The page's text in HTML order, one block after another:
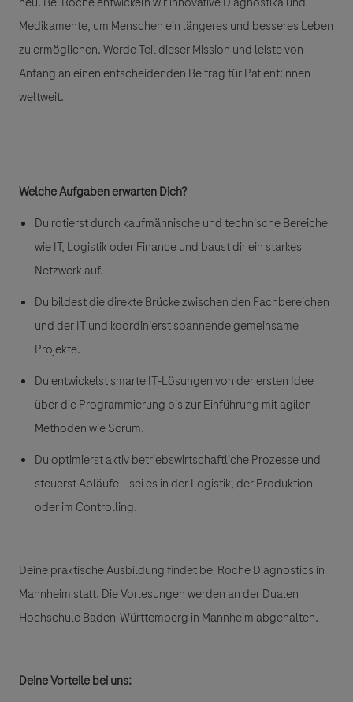
Medikamente, um Menschen ein längeres und besseres Leben
zu ermöglichen. Werde Teil dieser Mission und leiste von
Anfang an einen entscheidenden Beitrag für Patient:innen
weltweit.
Welche Aufgaben erwarten Dich?
Du rotierstdurch kaufmännische und technische Bereiche
wie IT, Logistik oder Finance und baust dir ein starkes
Netzwerk auf.
Du bildestdie direkte Brücke zwischen den Fachbereichen
und der IT und koordinierst spannende gemeinsame
Projekte.
Du entwickelstsmarte IT-Lösungen von der ersten Idee
über die Programmierung bis zur Einführung mit agilen
Methoden wie Scrum.
Du optimierstaktiv betriebswirtschaftliche Prozesse und
steuerst Abläufe – sei es in der Logistik, der Produktion
oder im Controlling.
Deine praktische Ausbildung findet bei Roche Diagnostics in
Mannheim statt. Die Vorlesungen werden an der Dualen
Hochschule Baden-Württemberg in Mannheim abgehalten.
Deine Vorteile bei uns: